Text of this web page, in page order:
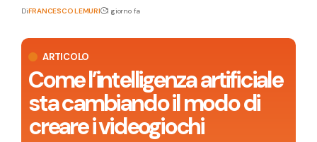
ARTICOLO
Come l’intelligenza artificiale
sta cambiando il modo di
creare i videogiochi
DiFRANCESCO LEMURI 1 giorno fa